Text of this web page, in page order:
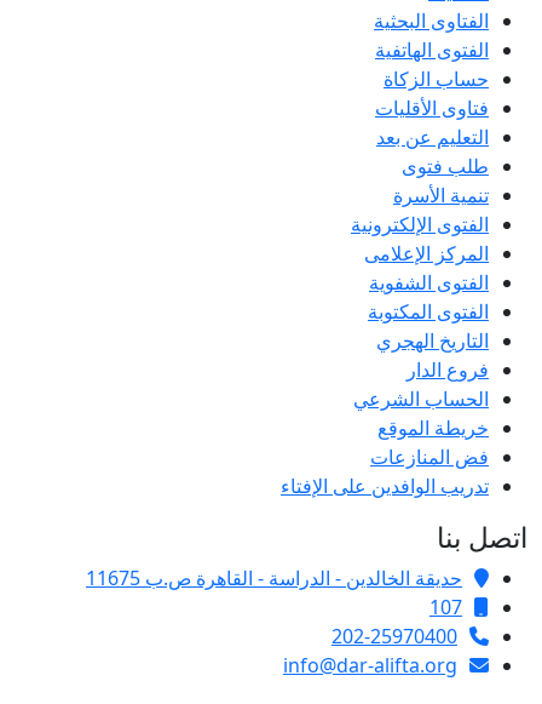
الفتاوى البحثية
الفتوى الهاتفية
حساب الزكاة
فتاوى الأقليات
التعليم عن بعد
طلب فتوى
تنمية الأسرة
الفتوى الإلكترونية
المركز الإعلامى
الفتوى الشفوية
الفتوى المكتوبة
التاريخ الهجري
فروع الدار
الحساب الشرعي
خريطة الموقع
فض المنازعات
تدريب الوافدين على الإفتاء
اتصل بنا
حديقة الخالدين - الدراسة - القاهرة ص.ب 11675
107
202-25970400
info@dar-alifta.org